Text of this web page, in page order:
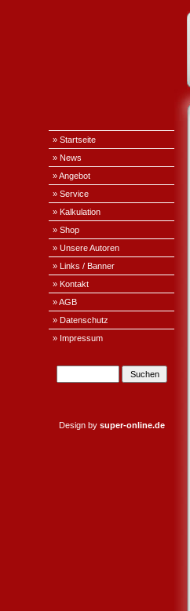
» Startseite
» News
» Angebot
» Service
» Kalkulation
» Shop
» Unsere Autoren
» Links / Banner
» Kontakt
» AGB
» Datenschutz
» Impressum
Design by super-online.de